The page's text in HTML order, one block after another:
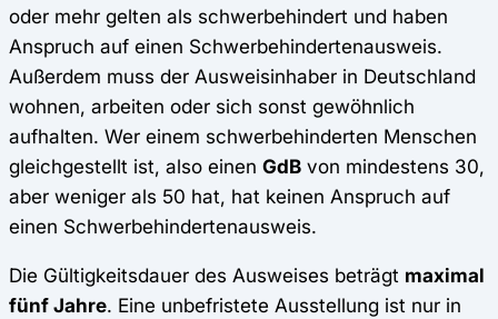
oder mehr gelten als schwerbehindert und haben
Anspruch auf einen Schwerbehindertenausweis.
Außerdem muss der Ausweisinhaber in Deutschland
wohnen, arbeiten oder sich sonst gewöhnlich
aufhalten. Wer einem schwerbehinderten Menschen
gleichgestellt ist, also einen GdB von mindestens 30,
aber weniger als 50 hat, hat keinen Anspruch auf
einen Schwerbehindertenausweis.
Die Gültigkeitsdauer des Ausweises beträgt maximal
fünf Jahre. Eine unbefristete Ausstellung ist nur in